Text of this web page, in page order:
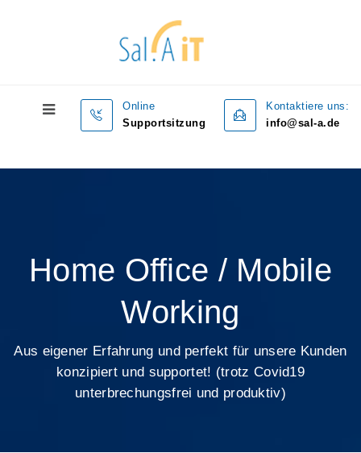
Online
Supportsitzung
Kontaktiere uns:
info@sal-a.de
Home Office / Mobile
Working
Aus eigener Erfahrung und perfekt für unsere Kunden
konzipiert und supportet! (trotz Covid19
unterbrechungsfrei und produktiv)